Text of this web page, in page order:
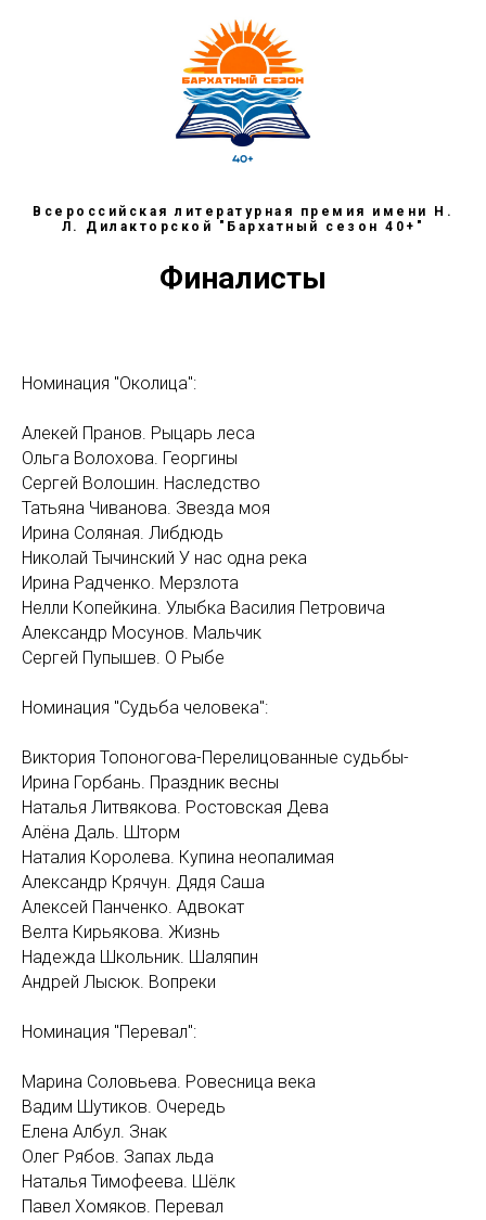
Всероссийская литературная премия имени Н.
Л. Дилакторской "Бархатный сезон 40+"
Финалисты
Номинация "Околица":
Алекей Пранов. Рыцарь леса
Ольга Волохова. Георгины
Сергей Волошин. Наследство
Татьяна Чиванова. Звезда моя
Ирина Соляная. Либдюдь
Николай Тычинский У нас одна река
Ирина Радченко. Мерзлота
Нелли Копейкина. Улыбка Василия Петровича
Александр Мосунов. Мальчик
Сергей Пупышев. О Рыбе
Номинация "Судьба человека":
Виктория Топоногова-Перелицованные судьбы-
Ирина Горбань. Праздник весны
Наталья Литвякова. Ростовская Дева
Алёна Даль. Шторм
Наталия Королева. Купина неопалимая
Александр Крячун. Дядя Саша
Алексей Панченко. Адвокат
Велта Кирьякова. Жизнь
Надежда Школьник. Шаляпин
Андрей Лысюк. Вопреки
Номинация "Перевал":
Марина Соловьева. Ровесница века
Вадим Шутиков. Очередь
Елена Албул. Знак
Олег Рябов. Запах льда
Наталья Тимофеева. Шёлк
Павел Хомяков. Перевал